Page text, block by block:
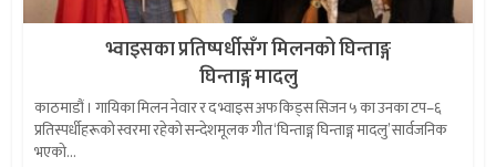
भ्वाइसका प्रतिष्पर्धीसँग मिलनको घिन्ताङ्ग
घिन्ताङ्ग मादलु
काठमाडौं । गायिका मिलन नेवार र द भ्वाइस अफ किड्स सिजन ५ का उनका टप–६
प्रतिस्पर्धीहरूको स्वरमा रहेको सन्देशमूलक गीत ‘घिन्ताङ्ग घिन्ताङ्ग मादलु’ सार्वजनिक
भएको...